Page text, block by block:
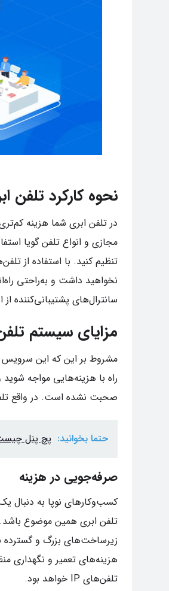
نحوه کارکرد تلفن
در تلفن ابری شما هزینه
مجازی و انواع تلفن گویا
تنظیم کنید. با استفاده از
نخواهید داشت و به‌راحتی
سانترال‌های پشتیبانی‌کننده
مزایای سیستم
مشروط بر این که این سرویس
راه با هزینه‌هایی مواجه شوید
صحبت نشده است. در واقع
حتما بخوانید: پچ پنل
صرفه‌جویی در هزینه
کسب‌وکارهای نوپا به دنبال
تلفن ابری همین موضوع باشد.
زیرساخت‌های بزرگ و گسترده
هزینه‌های تعمیر و نگهداری
تلفن‌های IP خواهد بود.